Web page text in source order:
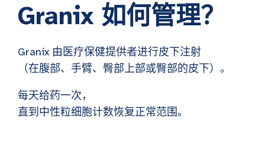
Granix 如何管理？
Granix 由医疗保健提供者进行皮下注射
（在腹部、手臂、臀部上部或臀部的皮下）。
每天给药一次，
直到中性粒细胞计数恢复正常范围。